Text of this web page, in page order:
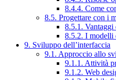
8.4.4. Come
8.5. Progettare con i
8.5.1.
8.5.2. I modelli
9. Sviluppo dell’interfaccia
9.1. Approccio allo
9.1.1. Attività
9.1.2. Web